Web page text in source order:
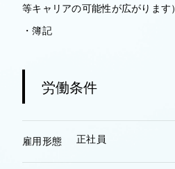
等キャリアの可能性が広がります）
・簿記
労働条件
雇用形態 正社員